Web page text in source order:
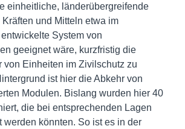
einheitliche, länderübergreifende
und Mitteln etwa im
System von
geeignet wäre, kurzfristig die
von Einheiten im Zivilschutz zu
ist hier die Abkehr von
Modulen. Bislang wurden hier 40
die bei entsprechenden Lagen
werden könnten. So ist es in der